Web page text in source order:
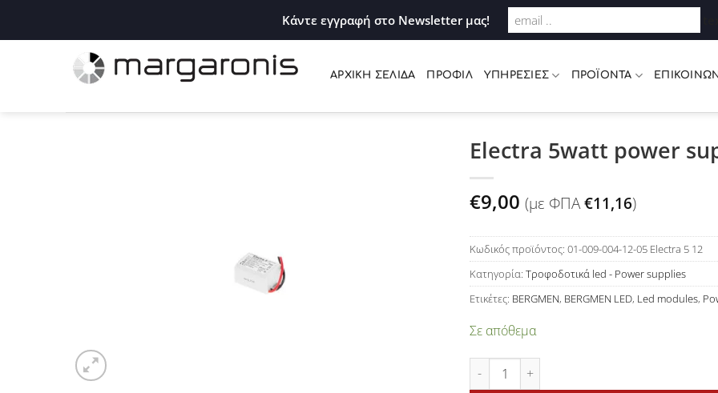
ΑΡΧΙΚΉ ΣΕΛΊΔΑ ΠΡΟΦΊΛ ΥΠΗΡΕΣΊΕΣ ΠΡΟΪΌΝΤΑ
Electra 5watt power
€9,00 (με ΦΠΑ€11,16)
Κωδικός προϊόντος:01-009-004-12-05 Electra 5 12
Κατηγορία:Τροφοδοτικά led - Power supplies
Ετικέτες: BERGMEN, BERGMEN LED, Led modules,
Σε απόθεμα
Electra 5watt power supply BERGMEN
Κάντε εγγραφή στο Newsletter μας!